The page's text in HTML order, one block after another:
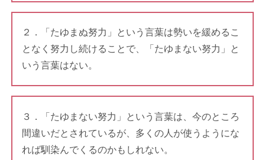
２．「たゆまぬ努力」という言葉は勢いを緩めるこ
となく努力し続けることで、「たゆまない努力」と
いう言葉はない。
３．「たゆまない努力」という言葉は、今のところ
間違いだとされているが、多くの人が使うようにな
れば馴染んでくるのかもしれない。